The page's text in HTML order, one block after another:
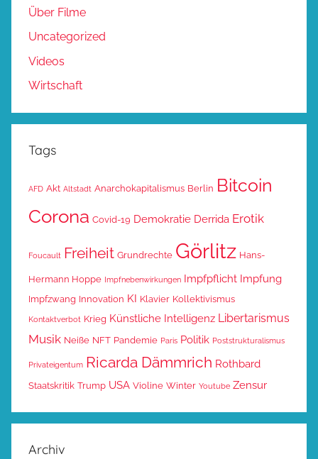
Über Filme
Uncategorized
Videos
Wirtschaft
Tags
AFD Akt Altstadt Anarchokapitalismus Berlin Bitcoin
Corona Covid-19 Demokratie Derrida Erotik
Foucault Freiheit Grundrechte Görlitz Hans-
Hermann Hoppe Impfnebenwirkungen Impfpflicht Impfung
Impfzwang Innovation KI Klavier Kollektivismus
Kontaktverbot Krieg Künstliche Intelligenz Libertarismus
Musik Neiße NFT Pandemie Paris Politik Poststrukturalismus
Privateigentum Ricarda Dämmrich Rothbard
Staatskritik Trump USA Violine Winter Youtube Zensur
Archiv